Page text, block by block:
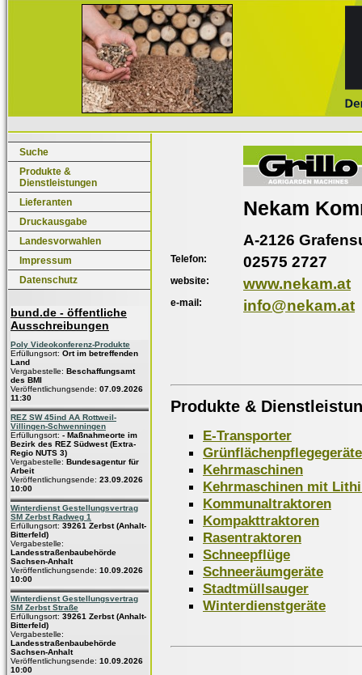
Suche
Produkte &
Dienstleistungen
Lieferanten
Druckausgabe
Landesvorwahlen
Impressum
Datenschutz
bund.de - öffentliche
Ausschreibungen
Poly Videokonferenz-Produkte
Erfüllungsort: Ort im betreffenden
Land
Vergabestelle: Beschaffungsamt
des BMI
Veröffentlichungsende: 07.09.2026
11:30
REZ SW 45ind AA Rottweil-
Villingen-Schwenningen
Erfüllungsort: - Maßnahmeorte im
Bezirk des REZ Südwest (Extra-
Regio NUTS 3)
Vergabestelle: Bundesagentur für
Arbeit
Veröffentlichungsende: 23.09.2026
10:00
Winterdienst Gestellungsvertrag
SM Zerbst Radweg 1
Erfüllungsort: 39261 Zerbst (Anhalt-
Bitterfeld)
Vergabestelle:
Landesstraßenbaubehörde
Sachsen-Anhalt
Veröffentlichungsende: 10.09.2026
10:00
Winterdienst Gestellungsvertrag
SM Zerbst Straße
Erfüllungsort: 39261 Zerbst (Anhalt-
Bitterfeld)
Vergabestelle:
Landesstraßenbaubehörde
Sachsen-Anhalt
Veröffentlichungsende: 10.09.2026
10:00
Nekam
A-2126
Telefon: 02575 2727
website: www.nekam.at
e-mail: info@nekam.at
Produkte &
E-Transporter
Grünflächenpflegegeräte
Kehrmaschinen
Kehrmaschinen mit
Kommunaltraktoren
Kompakttraktoren
Rasentraktoren
Schneepflüge
Schneeräumgeräte
Stadtmüllsauger
Winterdienstgeräte